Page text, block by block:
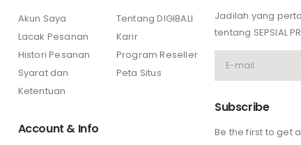
Akun Saya
Lacak Pesanan
Histori Pesanan
Syarat dan
Ketentuan
Tentang DIGIBALI
Karir
Program Reseller
Peta Situs
Account & Info
Jadilah yang
tentang SEPSIAL
Subscribe
Be the first to get